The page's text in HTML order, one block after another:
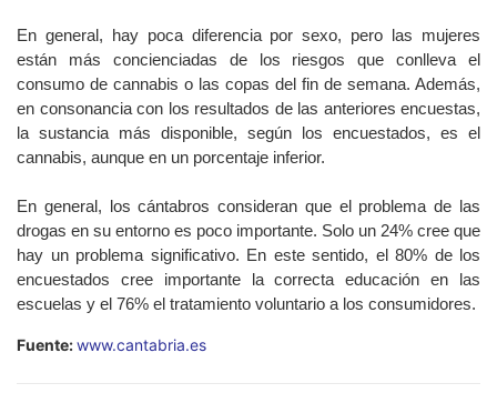
En general, hay poca diferencia por sexo, pero las mujeres
están más concienciadas de los riesgos que conlleva el
consumo de cannabis o las copas del fin de semana. Además,
en consonancia con los resultados de las anteriores encuestas,
la sustancia más disponible, según los encuestados, es el
cannabis, aunque en un porcentaje inferior.
En general, los cántabros consideran que el problema de las
drogas en su entorno es poco importante. Solo un 24% cree que
hay un problema significativo. En este sentido, el 80% de los
encuestados cree importante la correcta educación en las
escuelas y el 76% el tratamiento voluntario a los consumidores.
Fuente:www.cantabria.es